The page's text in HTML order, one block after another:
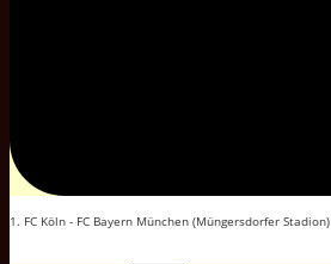
1. FC Köln - FC Bayern München (Müngersdorfer Stadion)